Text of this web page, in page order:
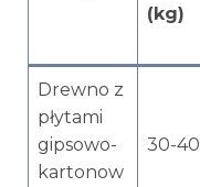
(kg)
Drewno z
płytami
gipsowo-
kartonow
30-40